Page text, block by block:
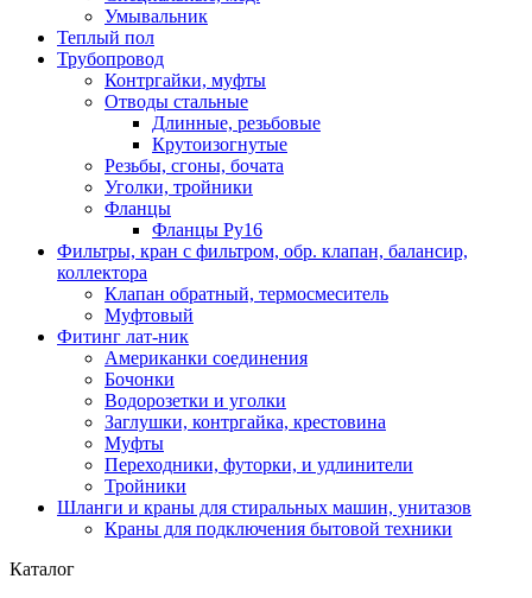
Умывальник
Теплый пол
Трубопровод
Контргайки, муфты
Отводы стальные
Длинные, резьбовые
Крутоизогнутые
Резьбы, сгоны, бочата
Уголки, тройники
Фланцы
Фланцы Ру16
Фильтры, кран с фильтром, обр. клапан, балансир,
коллектора
Клапан обратный, термосмеситель
Муфтовый
Фитинг лат-ник
Американки соединения
Бочонки
Водорозетки и уголки
Заглушки, контргайка, крестовина
Муфты
Переходники, футорки, и удлинители
Тройники
Шланги и краны для стиральных машин, унитазов
Краны для подключения бытовой техники
Каталог